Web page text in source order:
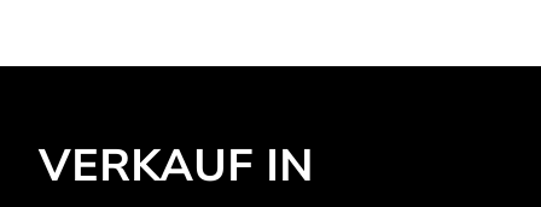
VERKAUF IN